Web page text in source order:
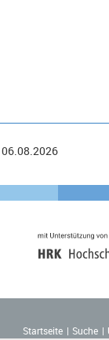
06.08.2026
Startseite
Suche